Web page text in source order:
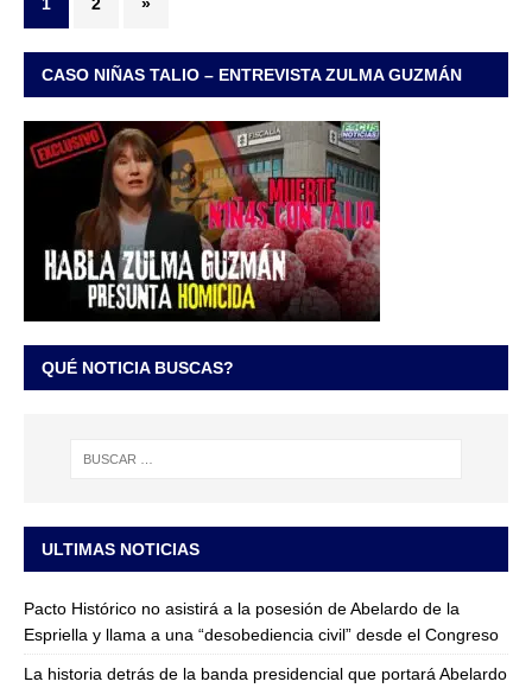
1 2 »
CASO NIÑAS TALIO – ENTREVISTA ZULMA GUZMÁN
QUÉ NOTICIA BUSCAS?
ULTIMAS NOTICIAS
Pacto Histórico no asistirá a la posesión de Abelardo de la
Espriella y llama a una “desobediencia civil” desde el Congreso
La historia detrás de la banda presidencial que portará Abelardo